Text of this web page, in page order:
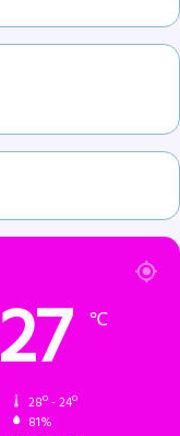
27 ℃
28º - 24º
81%